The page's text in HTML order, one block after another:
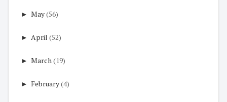
► May(56)
► April (52)
► March(19)
► February(4)